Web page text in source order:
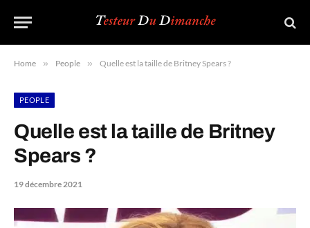
Home » People » Quelle est la taille de Britney Spears ?
PEOPLE
Quelle est la taille de Britney
Spears ?
19 décembre 2021